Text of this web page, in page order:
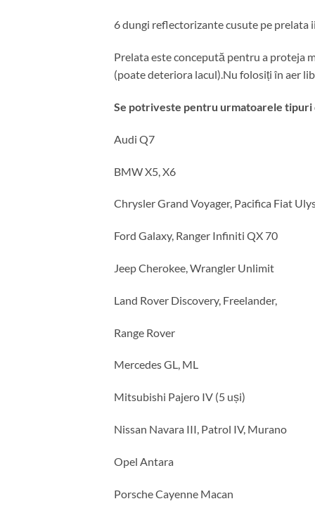
6 dungi reflectorizante cusute pe prelata
Prelata este concepută pentru a proteja
(poate deteriora lacul).Nu folosiți în aer
Se potriveste pentru urmatoarele tipuri
Audi Q7
BMW X5, X6
Chrysler Grand Voyager, Pacifica Fiat
Ford Galaxy, Ranger Infiniti QX 70
Jeep Cherokee, Wrangler Unlimit
Land Rover Discovery, Freelander,
Range Rover
Mercedes GL, ML
Mitsubishi Pajero IV (5 uși)
Nissan Navara III, Patrol IV, Murano
Opel Antara
Porsche Cayenne Macan